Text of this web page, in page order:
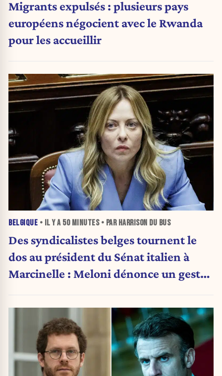
Migrants expulsés : plusieurs pays
européens négocient avec le Rwanda
pour les accueillir
BELGIQUE • IL Y A 50 MINUTES• PAR HARRISON DU BUS
Des syndicalistes belges tournent le
dos au président du Sénat italien à
Marcinelle : Meloni dénonce un geste